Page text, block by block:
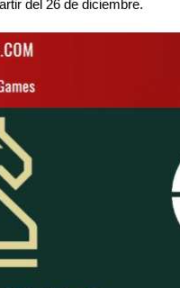
del 26 de diciembre.